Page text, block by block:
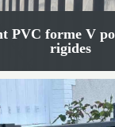
PVC forme V
rigides